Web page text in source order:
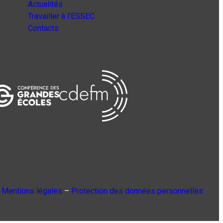
Actualités
Travailler à l’ESSEC
Contacts
Mentions légales – Protection des données personnelles